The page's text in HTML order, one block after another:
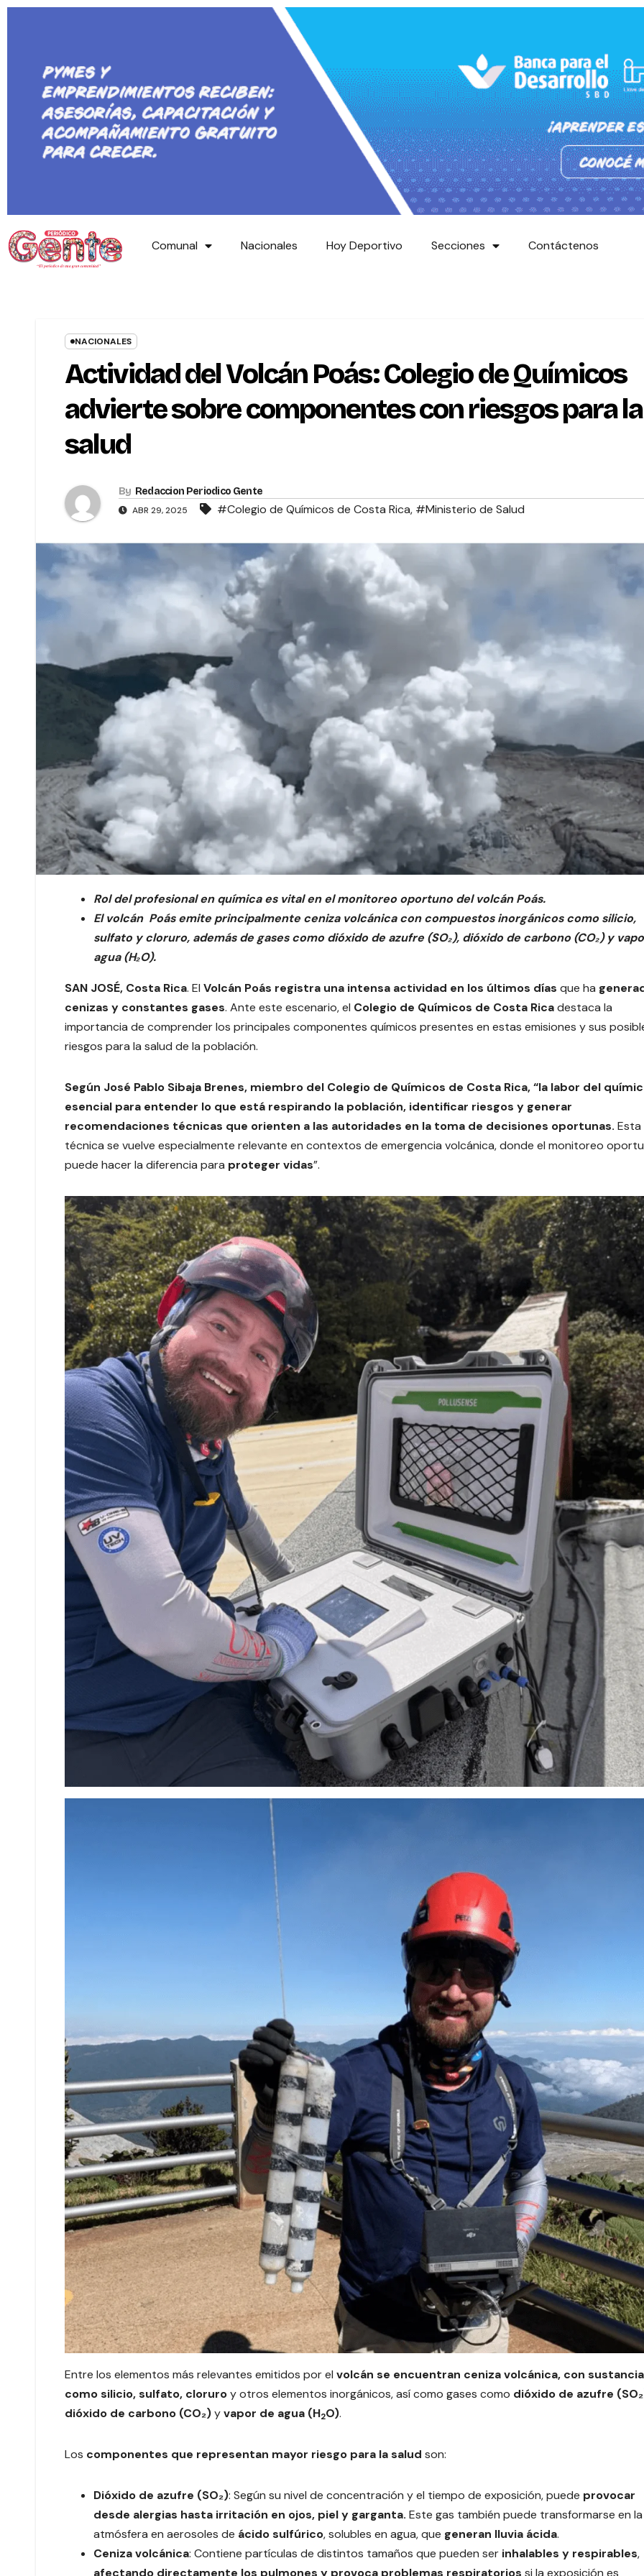
Comunal Nacionales Hoy Deportivo Secciones Contáctenos
NACIONALES
Actividad del Volcán Poás: Colegio de Químicos
advierte sobre componentes con riesgos para la
salud
By Redaccion Periodico Gente
ABR 29, 2025 #Colegio de Químicos de Costa Rica, #Ministerio de Salud
Rol del profesional en química es vital en el monitoreo oportuno del volcán Poás.
El volcán Poás emite principalmente ceniza volcánica con compuestos inorgánicos como silicio,
sulfato y cloruro, además de gases como dióxido de azufre (SO₂), dióxido de carbono (CO₂) y
agua (H₂O).
SAN JOSÉ, Costa Rica. El Volcán Poás registra una intensa actividad en los últimos días que ha
cenizas y constantes gases. Ante este escenario, el Colegio de Químicos de Costa Ricadestaca la
importancia de comprender los principales componentes químicos presentes en estas emisiones y sus
riesgos para la salud de la población.
Según José Pablo Sibaja Brenes, miembro del Colegio de Químicos de Costa Rica, “la labor del
esencial para entender lo que está respirando la población, identificar riesgos y generar
recomendaciones técnicas que orienten a las autoridades en la toma de decisiones oportunas.
técnica se vuelve especialmente relevante en contextos de emergencia volcánica, donde el monitoreo
puede hacer la diferencia para proteger vidas”.
Entre los elementos más relevantes emitidos por el volcán se encuentran ceniza volcánica, con
como silicio, sulfato, cloruroy otros elementos inorgánicos, así como gases como dióxido de azufre
dióxido de carbono (CO₂)yvapor de agua (H2O).
Los componentes que representan mayor riesgo para la salud son:
Dióxido de azufre (SO₂): Según su nivel de concentración y el tiempo de exposición, puede provocar
desde alergias hasta irritación en ojos, piel y garganta. Este gas también puede transformarse en la
atmósfera en aerosoles de ácido sulfúrico, solubles en agua, que generan lluvia ácida.
Ceniza volcánica: Contiene partículas de distintos tamaños que pueden ser inhalables y respirables,
afectando directamente los pulmones y provoca problemas respiratorios si la exposición es